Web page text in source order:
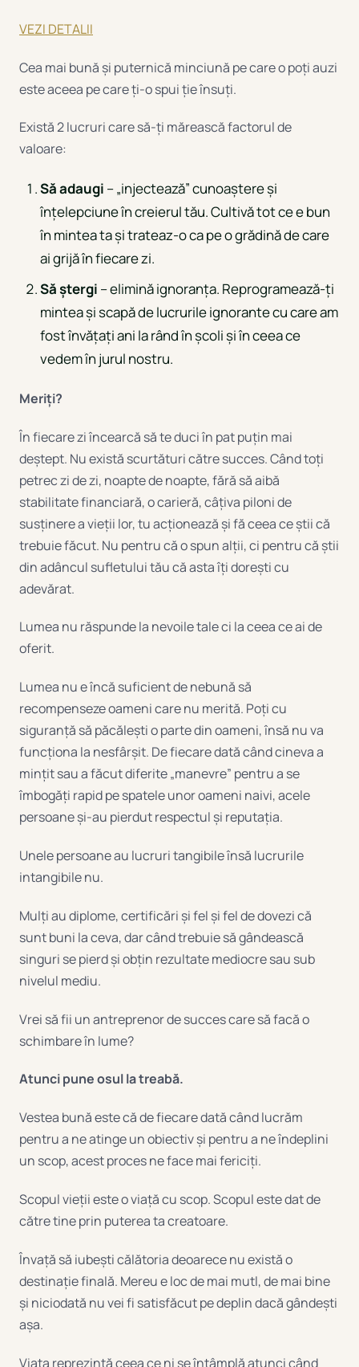
VEZI DETALII
Cea mai bună și puternică minciună pe care o poți auzi
este aceea pe care ți-o spui ție însuți.
Există 2 lucruri care să-ți mărească factorul de
valoare:
Să adaugi – „injectează” cunoaștere și
înțelepciune în creierul tău. Cultivă tot ce e bun
în mintea ta și trateaz-o ca pe o grădină de care
ai grijă în fiecare zi.
Să ștergi – elimină ignoranța. Reprogramează-ți
mintea și scapă de lucrurile ignorante cu care am
fost învățați ani la rând în școli și în ceea ce
vedem în jurul nostru.
Meriți?
În fiecare zi încearcă să te duci în pat puțin mai
deștept. Nu există scurtături către succes. Când toți
petrec zi de zi, noapte de noapte, fără să aibă
stabilitate financiară, o carieră, câțiva piloni de
susținere a vieții lor, tu acționează și fă ceea ce știi că
trebuie făcut. Nu pentru că o spun alții, ci pentru că știi
din adâncul sufletului tău că asta îți dorești cu
adevărat.
Lumea nu răspunde la nevoile tale ci la ceea ce ai de
oferit.
Lumea nu e încă suficient de nebună să
recompenseze oameni care nu merită. Poți cu
siguranță să păcălești o parte din oameni, însă nu va
funcționa la nesfârșit. De fiecare dată când cineva a
mințit sau a făcut diferite „manevre” pentru a se
îmbogăți rapid pe spatele unor oameni naivi, acele
persoane și-au pierdut respectul și reputația.
Unele persoane au lucruri tangibile însă lucrurile
intangibile nu.
Mulți au diplome, certificări și fel și fel de dovezi că
sunt buni la ceva, dar când trebuie să gândească
singuri se pierd și obțin rezultate mediocre sau sub
nivelul mediu.
Vrei să fii un antreprenor de succes care să facă o
schimbare în lume?
Atunci pune osul la treabă.
Vestea bună este că de fiecare dată când lucrăm
pentru a ne atinge un obiectiv și pentru a ne îndeplini
un scop, acest proces ne face mai fericiți.
Scopul vieții este o viață cu scop. Scopul este dat de
către tine prin puterea ta creatoare.
Învață să iubești călătoria deoarece nu există o
destinație finală. Mereu e loc de mai mutl, de mai bine
și niciodată nu vei fi satisfăcut pe deplin dacă gândești
așa.
Viața reprezintă ceea ce ni se întâmplă atunci când